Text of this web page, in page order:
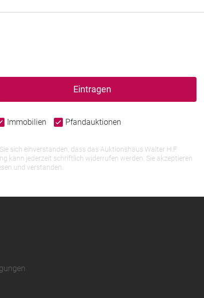
Eintragen
Immobilien Pfandauktionen
sich einverstanden, dass das Auktionshaus Walter H.F.
kann jederzeit schriftlich widerrufen werden. Sie akzeptieren
und verstanden.